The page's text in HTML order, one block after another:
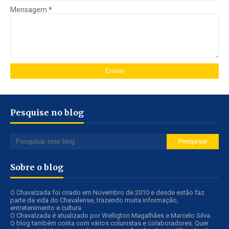
Mensagem *
Pesquise no blog
Sobre o blog
O Chavalzada foi criado em Novembro de 2010 e desde estão faz
parte da vida do Chavalense, trazendo muita informação,
entretenimento e cultura.
O Chavalzada é atualizado por Welligton Magalhães e Marcelo Silva.
O blog também conta com vários colunistas e colaboradores. Quer